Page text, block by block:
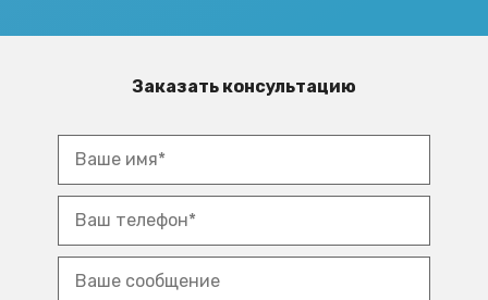
Заказать консультацию